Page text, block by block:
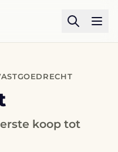
koop tot